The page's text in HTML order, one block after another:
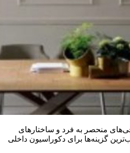
منحصر به فرد و ساختارهای
گزینه‌ها برای دکوراسیون داخلی